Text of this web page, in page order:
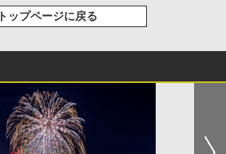
トップページに戻る